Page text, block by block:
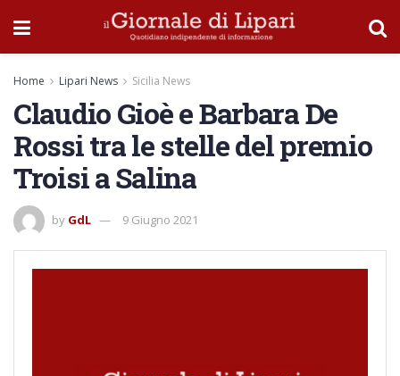
Home Lipari News Sicilia News
Claudio Gioè e Barbara De
Rossi tra le stelle del premio
Troisi a Salina
by GdL 9 Giugno 2021